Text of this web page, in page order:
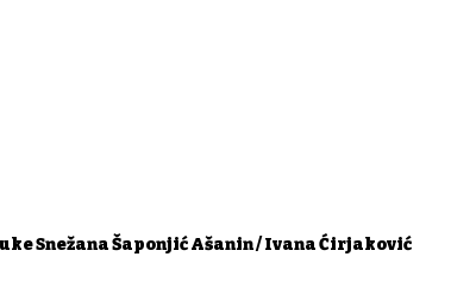
Snežana Šaponjić Ašanin / Ivana Ćirjaković